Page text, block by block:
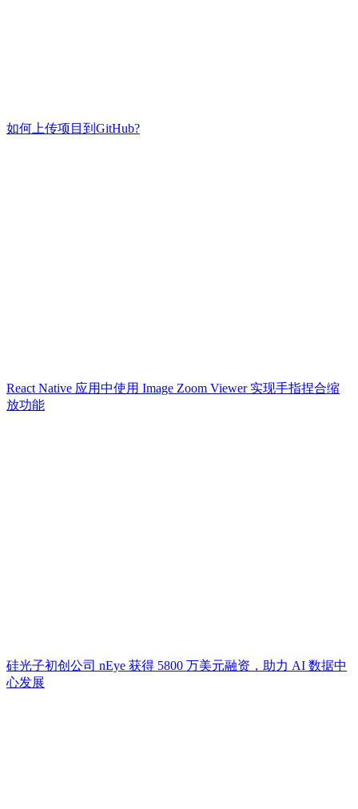
如何上传项目到GitHub?
React Native 应用中使用 Image Zoom Viewer 实现手指捏合缩
放功能
硅光子初创公司 nEye 获得 5800 万美元融资，助力 AI 数据中
心发展